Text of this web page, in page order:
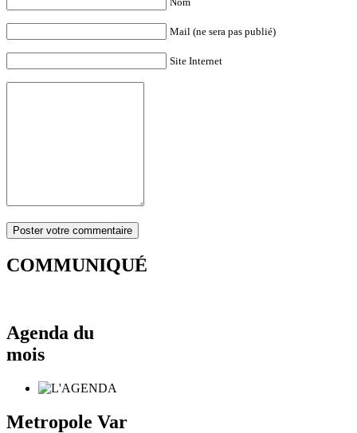
Mail (ne sera pas publié)
Site Internet
COMMUNIQUÉ
Agenda du
mois
Metropole Var